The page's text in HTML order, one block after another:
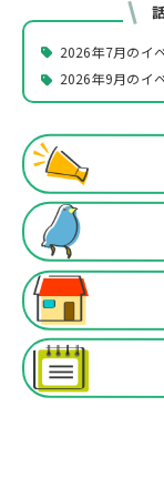
2026年7月のイ
2026年9月のイ